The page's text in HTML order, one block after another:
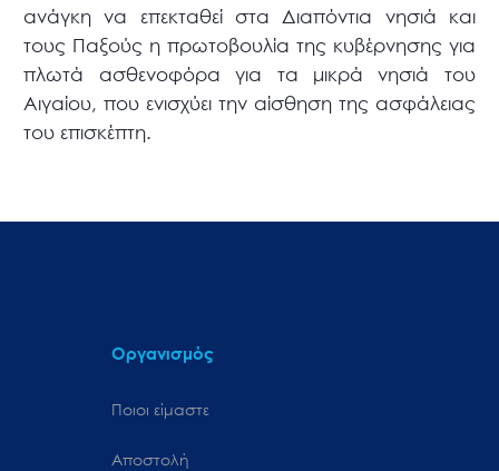
ανάγκη να επεκταθεί στα Διαπόντια νησιά και
τους Παξούς η πρωτοβουλία της κυβέρνησης για
πλωτά ασθενοφόρα για τα μικρά νησιά του
Αιγαίου, που ενισχύει την αίσθηση της ασφάλειας
του επισκέπτη.
Οργανισμός
Ποιοι είμαστε
Αποστολή